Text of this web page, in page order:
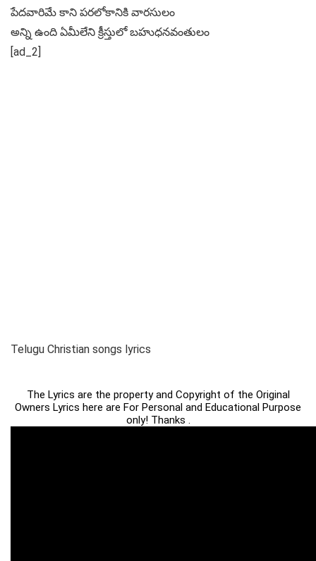
పేదవారిమే కాని పరలోకానికి వారసులం
అన్ని ఉంది ఏమీలేని క్రీస్తులో బహుధనవంతులం
[ad_2]
Telugu Christian songs lyrics
The Lyrics are the property and Copyright of the Original
Owners Lyrics here are For Personal and Educational Purpose
only! Thanks .